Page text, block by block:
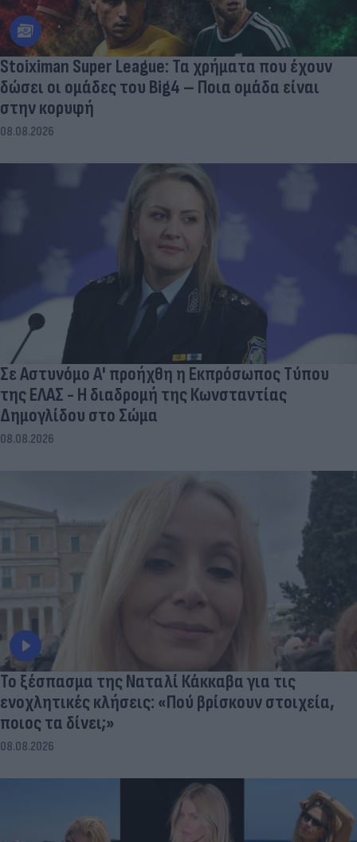
Stoiximan Super League: Τα χρήματα που έχουν
δώσει οι ομάδες του Big4 – Ποια ομάδα είναι
στην κορυφή
08.08.2026
Σε Αστυνόμο Α' προήχθη η Εκπρόσωπος Τύπου
της ΕΛΑΣ - Η διαδρομή της Κωνσταντίας
Δημογλίδου στο Σώμα
08.08.2026
Το ξέσπασμα της Ναταλί Κάκκαβα για τις
ενοχλητικές κλήσεις: «Πού βρίσκουν στοιχεία,
ποιος τα δίνει;»
08.08.2026